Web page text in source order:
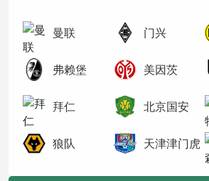
曼联 门兴
弗赖堡 美因茨
拜仁 北京国安
狼队 天津津门虎